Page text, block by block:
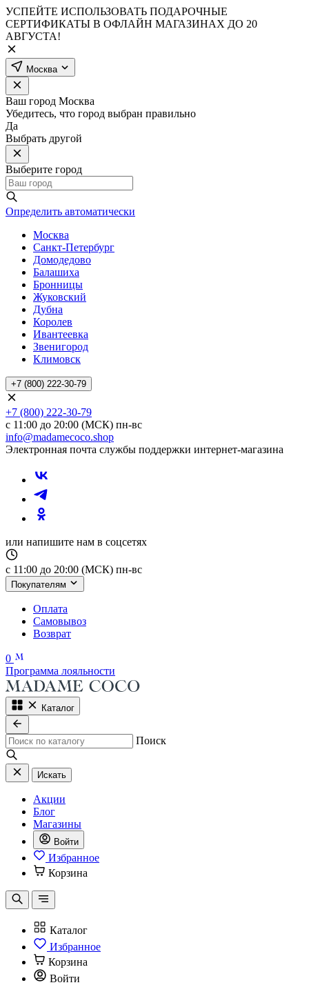
УСПЕЙТЕ ИСПОЛЬЗОВАТЬ ПОДАРОЧНЫЕ
СЕРТИФИКАТЫ В ОФЛАЙН МАГАЗИНАХ ДО 20
АВГУСТА!
Москва
Ваш город Москва
Убедитесь, что город выбран правильно
Да
Выбрать другой
Выберите город
Определить автоматически
Москва
Санкт-Петербург
Домодедово
Балашиха
Бронницы
Жуковский
Дубна
Королев
Ивантеевка
Звенигород
Климовск
+7 (800) 222-30-79
+7 (800) 222-30-79
с 11:00 до 20:00 (МСК) пн-вс
info@madamecoco.shop
Электронная почта службы поддержки интернет-магазина
или напишите нам в соцсетях
с 11:00 до 20:00 (МСК) пн-вс
Покупателям
Оплата
Самовывоз
Возврат
0
Программа лояльности
Каталог
Поиск
Искать
Акции
Блог
Магазины
Войти
Избранное
Корзина
Каталог
Избранное
Корзина
Войти